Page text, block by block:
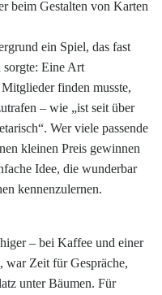
beim Gestalten von Karten
ein Spiel, das fast
sorgte: Eine Art
finden musste,
– wie „ist seit über
Wer viele passende
kleinen Preis gewinnen
Idee, die wunderbar
kennenzulernen.
– bei Kaffee und einer
war Zeit für Gespräche,
unter Bäumen. Für